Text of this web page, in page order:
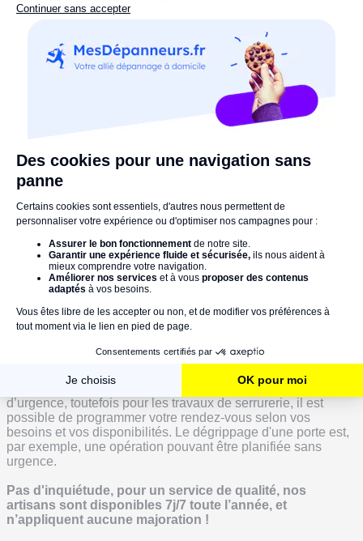
S.O.S. serrurerie : ayez les bons réflexes !
Pour éviter le drame, pensez à confier un double de vos
clés à quelqu’un de confiance dans votre entourage.
Votre propriétaire, le gardien de l’immeuble ou un membre
de votre famille sont des personnes fiables, peut-être
Pensez-y le moment venu, c’est toujours plus simple que de
contacter un serrurier professionnel pour ouvrir sa porte
claquée en urgence !
votre contrat peut éventuellement couvrir l’intervention.
Quel est le déroulement et combien de temps
dure l’intervention d’un professionnel ?
Une fois votre commande effectuée, un expert en
serrurerie vous contacte immédiatement afin de
confirmer la date de l’intervention.
MesDépanneurs.fr est spécialisé dans le dépannage
d’urgence, toutefois pour les travaux de serrurerie, il est
possible de programmer votre rendez-vous selon vos
besoins et vos disponibilités. Le dégrippage d'une porte est,
par exemple, une opération pouvant être planifiée sans
urgence.
Pas d'inquiétude, pour un service de qualité, nos
artisans sont disponibles 7j/7 toute l’année, et
n’appliquent aucune majoration !